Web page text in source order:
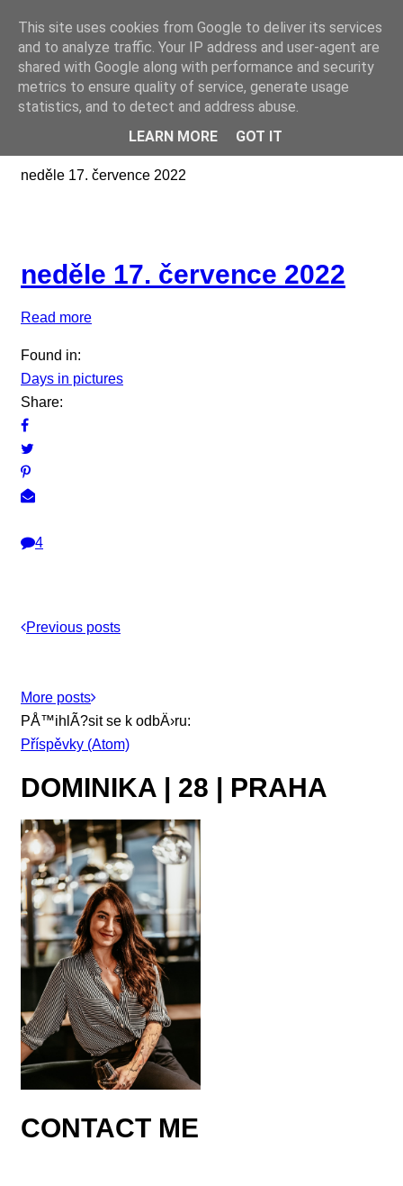
Online casino CZ
neděle 17. července 2022
neděle 17. července 2022
Read more
Found in:
Days in pictures
Share:
4
Previous posts
More posts
PÅ™ihlÃ?sit se k odbÄ›ru:
Příspěvky (Atom)
DOMINIKA | 28 | PRAHA
CONTACT ME
This site uses cookies from Google to deliver its services
and to analyze traffic. Your IP address and user-agent are
shared with Google along with performance and security
metrics to ensure quality of service, generate usage
statistics, and to detect and address abuse.
LEARN MORE
GOT IT